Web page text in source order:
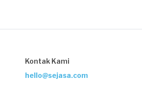
Kontak Kami
hello@sejasa.com